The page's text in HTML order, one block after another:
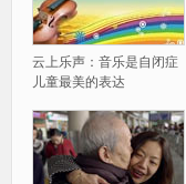
云上乐声：音乐是自闭症
儿童最美的表达